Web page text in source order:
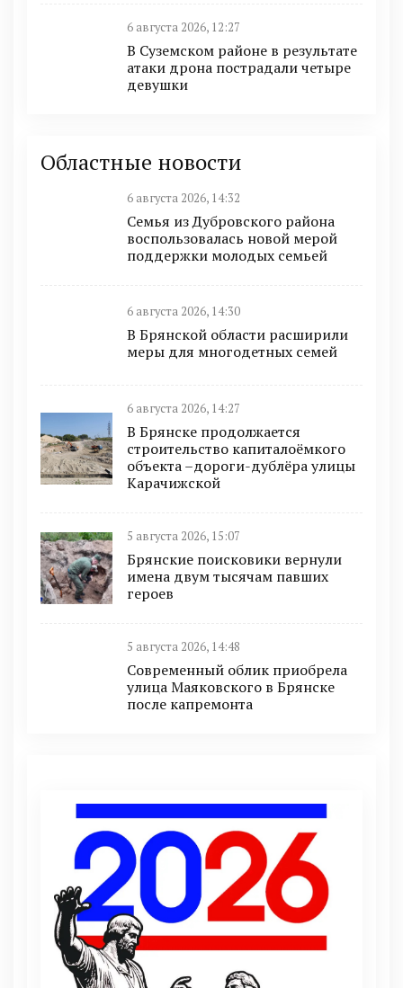
6 августа 2026, 12:27
В Суземском районе в результате
атаки дрона пострадали четыре
девушки
Областные новости
6 августа 2026, 14:32
Семья из Дубровского района
воспользовалась новой мерой
поддержки молодых семьей
6 августа 2026, 14:30
В Брянской области расширили
меры для многодетных семей
6 августа 2026, 14:27
В Брянске продолжается
строительство капиталоёмкого
объекта –дороги-дублёра улицы
Карачижской
5 августа 2026, 15:07
Брянские поисковики вернули
имена двум тысячам павших
героев
5 августа 2026, 14:48
Современный облик приобрела
улица Маяковского в Брянске
после капремонта